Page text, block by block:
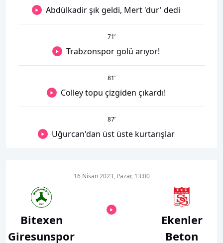
Abdülkadir şık geldi, Mert 'dur' dedi
71’
Trabzonspor golü arıyor!
81’
Colley topu çizgiden çıkardı!
87’
Uğurcan'dan üst üste kurtarışlar
Bitexen
Giresunspor
16 Nisan 2023, Pazar, 13:00
Ekenler
Beton